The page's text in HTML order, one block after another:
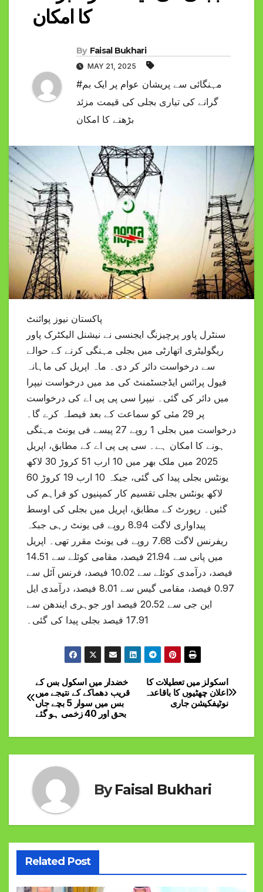
کا امکان
By Faisal Bukhari
MAY 21, 2025
#مہنگائی سے پریشان عوام پر ایک بم
گرانے کی تیاری بجلی کی قیمت مزئد
بڑھنے کا امکان
پاکستان نیوز پوائنٹ
سنٹرل پاور پرچیزنگ ایجنسی نے نیشنل الیکٹرک پاور
ریگولیٹری اتھارٹی میں بجلی مہنگی کرنے کے حوالے
سے درخواست دائر کر دی۔ ماہ اپریل کی ماہانہ
فیول پرائس ایڈجسٹمنٹ کی مد میں درخواست نیپرا
میں دائر کی گئی۔ نیپرا سی پی پی اے کی درخواست
پر 29 مئی کو سماعت کے بعد فیصلہ کرے گا۔
درخواست میں بجلی 1 روپے 27 پیسے فی یونٹ مہنگی
ہونے کا امکان ہے۔ سی پی پی اے کے مطابق، اپریل
2025 میں ملک بھر میں 10 ارب 51 کروڑ 30 لاکھ
یونٹس بجلی پیدا کی گئی، جبکہ 10 ارب 19 کروڑ 60
لاکھ یونٹس بجلی تقسیم کار کمپنیوں کو فراہم کی
گئیں۔ رپورٹ کے مطابق، اپریل میں بجلی کی اوسط
پیداواری لاگت 8.94 روپے فی یونٹ رہی جبکہ
ریفرنس لاگت 7.68 روپے فی یونٹ مقرر تھی۔ اپریل
میں پانی سے 21.94 فیصد، مقامی کوئلے سے 14.51
فیصد، درآمدی کوئلے سے 10.02 فیصد، فرنس آئل سے
0.97 فیصد، مقامی گیس سے 8.01 فیصد، درآمدی ایل
این جی سے 20.52 فیصد اور جوہری ایندھن سے
17.91 فیصد بجلی پیدا کی گئی۔
Post
navigation
اسکولز میں تعطیلات کا
اعلان چھٹیوں کا باقاعدہ
نوٹیفکیشن جاری
خضدار میں اسکول بس کے
قریب دھماکے کے نتیجے میں
بس میں سوار 5 بچے جاں
بحق اور 40 زخمی ہو گئے
ByFaisal Bukhari
Related Post